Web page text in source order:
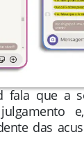
fala que a
das